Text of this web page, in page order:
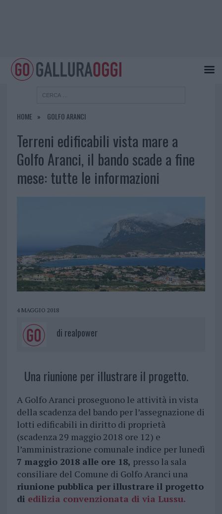
HOME GOLFO ARANCI
Terreni edificabili vista mare a
Golfo Aranci, il bando scade a fine
mese: tutte le informazioni
4 MAGGIO 2018
di realpower
Una riunione per illustrare il progetto.
A Golfo Aranci proseguono le attività in vista
della scadenza del bando per l’assegnazione di
lotti edificabili in diritto di proprietà
(scadenza 29 maggio 2018 ore 12) e
l’amministrazione comunale indice per lunedì
7 maggio 2018 alle ore 18, presso la sala
consiliare del Comune di Golfo Aranci una
riunione pubblica per illustrare il progetto
di edilizia convenzionata di via Lussu.